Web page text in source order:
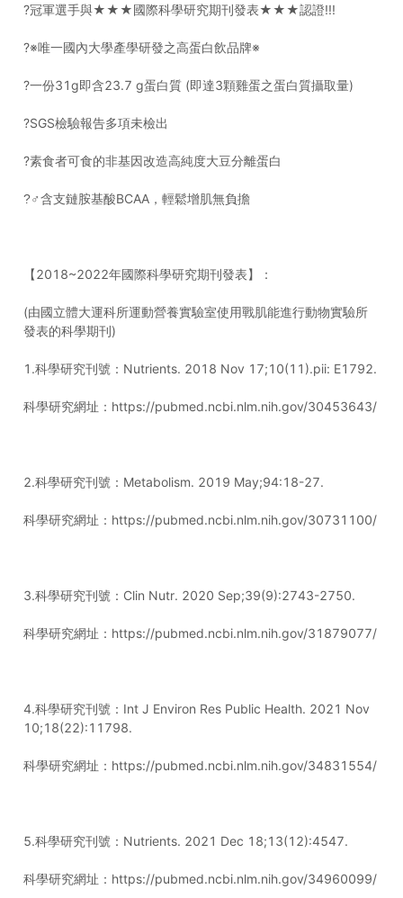
?冠軍選手與★★★國際科學研究期刊發表★★★認證!!!
?※唯一國內大學產學研發之高蛋白飲品牌※
?一份31g即含23.7 g蛋白質 (即達3顆雞蛋之蛋白質攝取量)
?SGS檢驗報告多項未檢出
?素食者可食的非基因改造高純度大豆分離蛋白
?‍♂含支鏈胺基酸BCAA，輕鬆增肌無負擔
【2018~2022年國際科學研究期刊發表】：
(由國立體大運科所運動營養實驗室使用戰肌能進行動物實驗所
發表的科學期刊)
1.科學研究刊號：Nutrients. 2018 Nov 17;10(11).pii: E1792.
科學研究網址：https://pubmed.ncbi.nlm.nih.gov/30453643/
2.科學研究刊號：Metabolism. 2019 May;94:18-27.
科學研究網址：https://pubmed.ncbi.nlm.nih.gov/30731100/
3.科學研究刊號：Clin Nutr. 2020 Sep;39(9):2743-2750.
科學研究網址：https://pubmed.ncbi.nlm.nih.gov/31879077/
4.科學研究刊號：Int J Environ Res Public Health. 2021 Nov
10;18(22):11798.
科學研究網址：https://pubmed.ncbi.nlm.nih.gov/34831554/
5.科學研究刊號：Nutrients. 2021 Dec 18;13(12):4547.
科學研究網址：https://pubmed.ncbi.nlm.nih.gov/34960099/